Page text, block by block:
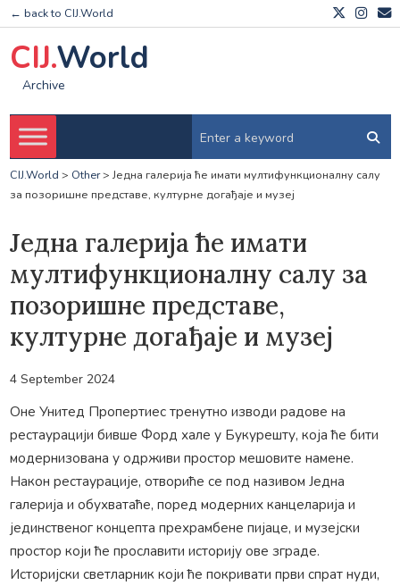
← back to CIJ.World
CIJ.World
Archive
CIJ.World > Other> Једна галерија ће имати мултифункционалну салу
за позоришне представе, културне догађаје и музеј
Једна галерија ће имати
мултифункционалну салу за
позоришне представе,
културне догађаје и музеј
4 September 2024
Оне Унитед Пропертиес тренутно изводи радове на
рестаурацији бивше Форд хале у Букурешту, која ће бити
модернизована у одрживи простор мешовите намене.
Након рестаурације, отвориће се под називом Једна
галерија и обухватаће, поред модерних канцеларија и
јединственог концепта прехрамбене пијаце, и музејски
простор који ће прославити историју ове зграде.
Историјски светларник који ће покривати први спрат нуди,